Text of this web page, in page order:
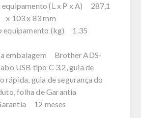
equipamento (L x P x A) 287,1
x 103 x 83 mm
equipamento (kg) 1.35
embalagem Brother ADS-
USB tipo C 3.2, guia de
rápida, guia de segurança do
folha de Garantia
12 meses